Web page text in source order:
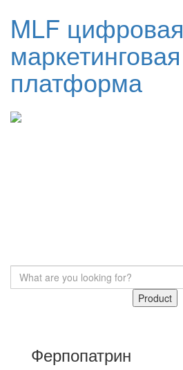
MLF цифровая
маркетинговая
платформа
Product
Ферпопатрин